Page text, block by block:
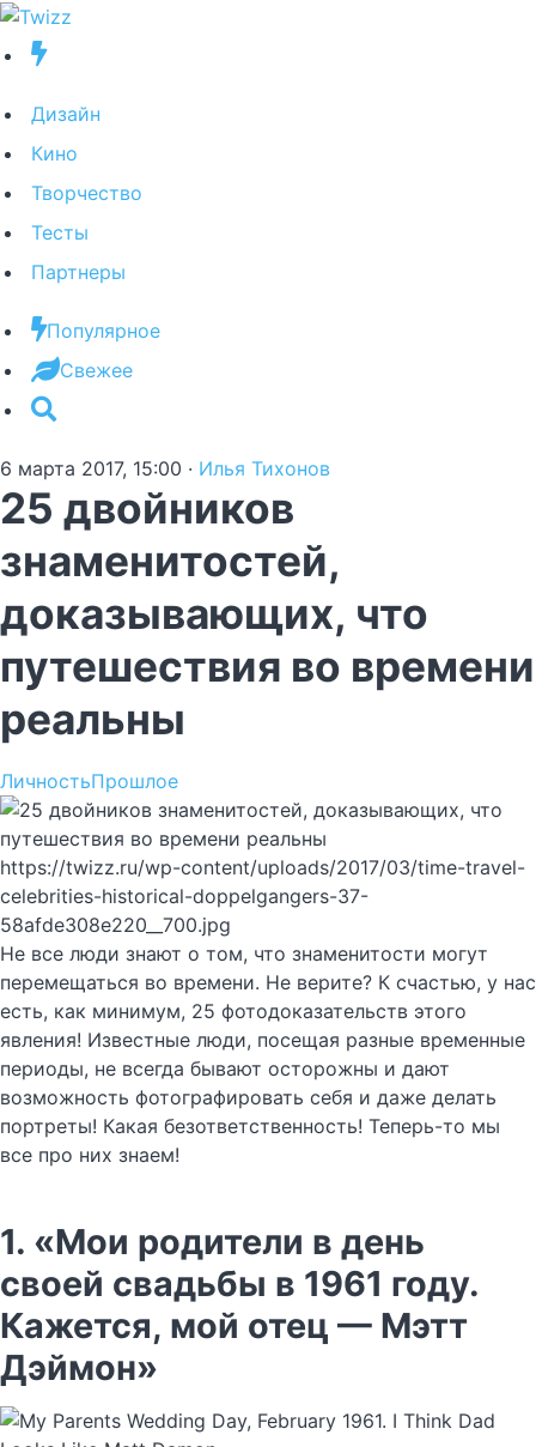
Дизайн
Кино
Творчество
Тесты
Партнеры
Популярное
Свежее
6 марта 2017, 15:00 · Илья Тихонов
25 двойников
знаменитостей,
доказывающих, что
путешествия во времени
реальны
ЛичностьПрошлое
https://twizz.ru/wp-content/uploads/2017/03/time-travel-
celebrities-historical-doppelgangers-37-
58afde308e220__700.jpg
Не все люди знают о том, что знаменитости могут
перемещаться во времени. Не верите? К счастью, у нас
есть, как минимум, 25 фотодоказательств этого
явления! Известные люди, посещая разные временные
периоды, не всегда бывают осторожны и дают
возможность фотографировать себя и даже делать
портреты! Какая безответственность! Теперь-то мы
все про них знаем!
1. «Мои родители в день
своей свадьбы в 1961 году.
Кажется, мой отец — Мэтт
Дэймон»